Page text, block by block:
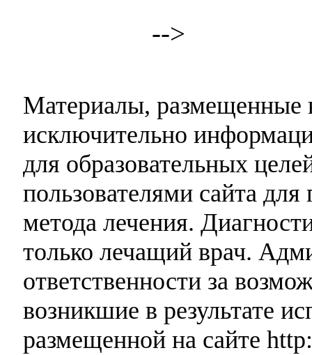
-->
Материалы, размещенные
исключительно
для образовательных
пользователями сайта
метода лечения.
только лечащий врач.
ответственности за
возникшие в результате
размещенной на сайте